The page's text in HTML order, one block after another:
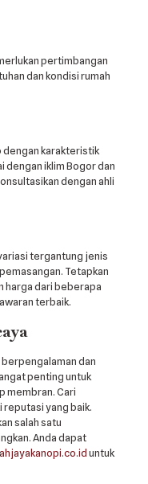
pertimbangan
dan kondisi rumah
dengan karakteristik
dengan iklim Bogor dan
dengan ahli
tergantung jenis
Tetapkan
harga dari beberapa
terbaik.
dan
penting untuk
membran. Cari
yang baik.
salah satu
Anda dapat
untuk